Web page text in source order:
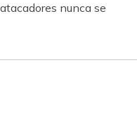
nunca se